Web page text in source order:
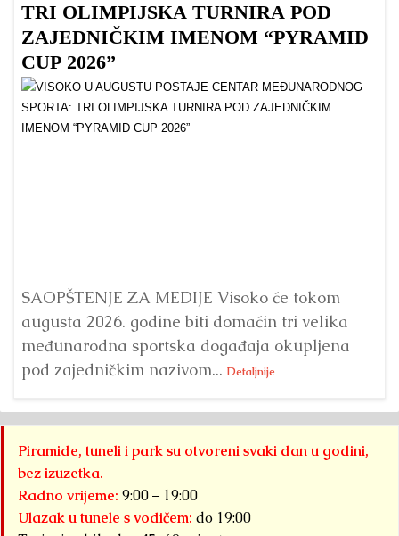
TRI OLIMPIJSKA TURNIRA POD
ZAJEDNIČKIM IMENOM “PYRAMID
CUP 2026”
SAOPŠTENJE ZA MEDIJE Visoko će tokom
augusta 2026. godine biti domaćin tri velika
međunarodna sportska događaja okupljena
pod zajedničkim nazivom... Detaljnije
Piramide, tuneli i park su otvoreni svaki dan u godini,
bez izuzetka.
Radno vrijeme: 9:00 – 19:00
Ulazak u tunele s vodičem: do 19:00